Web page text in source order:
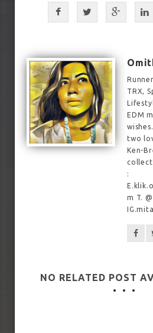
TRX,
EDM
two
Ken-
:
m T.
NO RELATED POST